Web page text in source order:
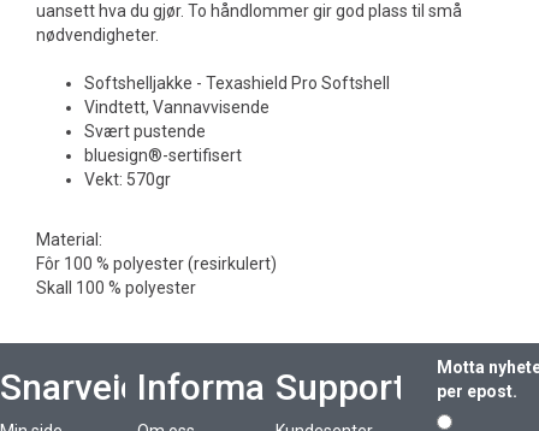
uansett hva du gjør. To håndlommer gir god plass til små
nødvendigheter.
Softshelljakke - Texashield Pro Softshell
Vindtett, Vannavvisende
Svært pustende
bluesign®-sertifisert
Vekt: 570gr
Material:
Fôr 100 % polyester (resirkulert)
Skall 100 % polyester
SnarveierInformasjonSupport
Motta
per epost.